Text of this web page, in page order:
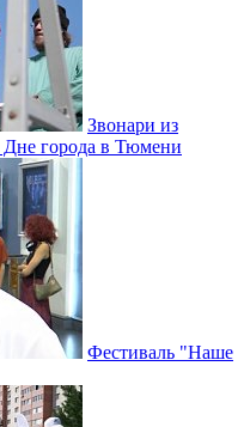
Звонари из
Дне города в Тюмени
Фестиваль "Наше